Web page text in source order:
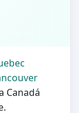
Canadá